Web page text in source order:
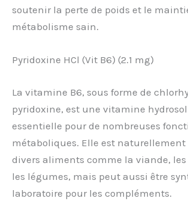
soutenir la perte de poids et le
métabolisme sain.
Pyridoxine HCl (Vit B6) (2.1 mg)
La vitamine B6, sous forme de
pyridoxine, est une vitamine
essentielle pour de nombreuses
métaboliques. Elle est naturellement
divers aliments comme la viande, les
les légumes, mais peut aussi être
laboratoire pour les compléments.